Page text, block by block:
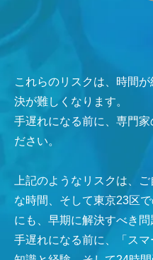
これらのリスクは、時間
決が難しくなります。
手遅れになる前に、専門
ださい。
上記のようなリスクは、
な時間、そして東京23区
にも、早期に解決すべき問
手遅れになる前に、「ス